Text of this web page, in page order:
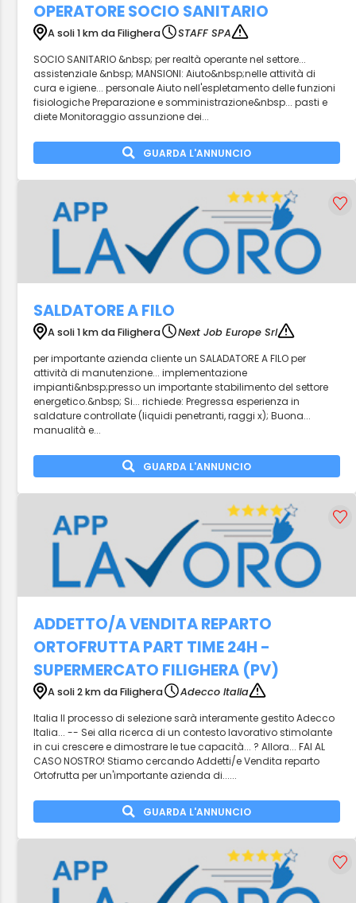
OPERATORE SOCIO SANITARIO
A soli 1 km da Filighera
STAFF SPA
SOCIO SANITARIO &nbsp; per realtà operante nel settore...
assistenziale &nbsp; MANSIONI: Aiuto&nbsp;nelle attività di
cura e igiene... personale Aiuto nell'espletamento delle funzioni
fisiologiche Preparazione e somministrazione&nbsp... pasti e
diete Monitoraggio assunzione dei...
GUARDA L'ANNUNCIO
SALDATORE A FILO
A soli 1 km da Filighera
Next Job Europe Srl
per importante azienda cliente un SALADATORE A FILO per
attività di manutenzione... implementazione
impianti&nbsp;presso un importante stabilimento del settore
energetico.&nbsp; Si... richiede: Pregressa esperienza in
saldature controllate (liquidi penetranti, raggi x); Buona...
manualità e...
GUARDA L'ANNUNCIO
ADDETTO/A VENDITA REPARTO
ORTOFRUTTA PART TIME 24H -
SUPERMERCATO FILIGHERA (PV)
A soli 2 km da Filighera
Adecco Italia
Italia Il processo di selezione sarà interamente gestito Adecco
Italia... -- Sei alla ricerca di un contesto lavorativo stimolante
in cui crescere e dimostrare le tue capacità... ? Allora... FAI AL
CASO NOSTRO! Stiamo cercando Addetti/e Vendita reparto
Ortofrutta per un'importante azienda di......
GUARDA L'ANNUNCIO